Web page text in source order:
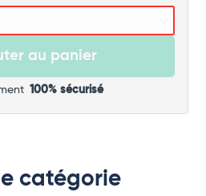
au panier
100% sécurisé
catégorie